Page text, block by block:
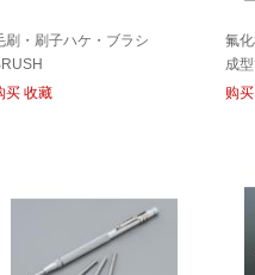
刷・刷子ハケ・ブラシ
买 收藏
氟
成
购买